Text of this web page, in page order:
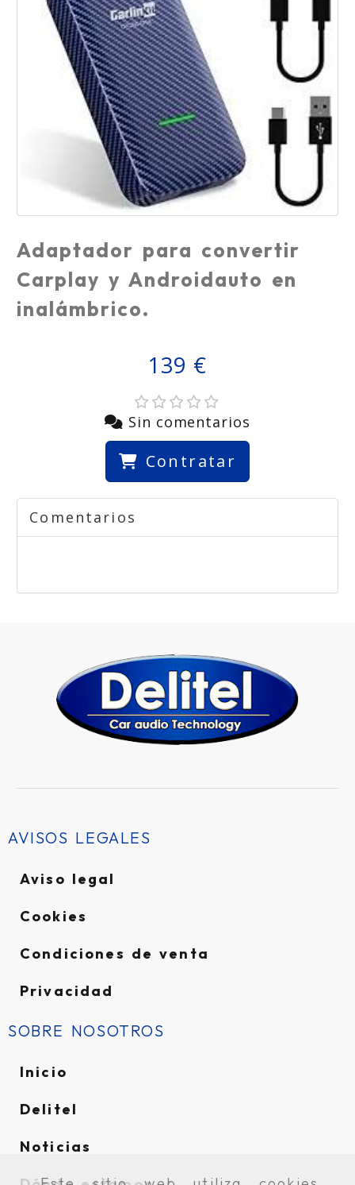
Adaptador para convertir
Carplay y Androidauto en
inalámbrico.
139 €
Sin comentarios
Contratar
Comentarios
AVISOS LEGALES
Aviso legal
Cookies
Condiciones de venta
Privacidad
SOBRE NOSOTROS
Inicio
Delitel
Noticias